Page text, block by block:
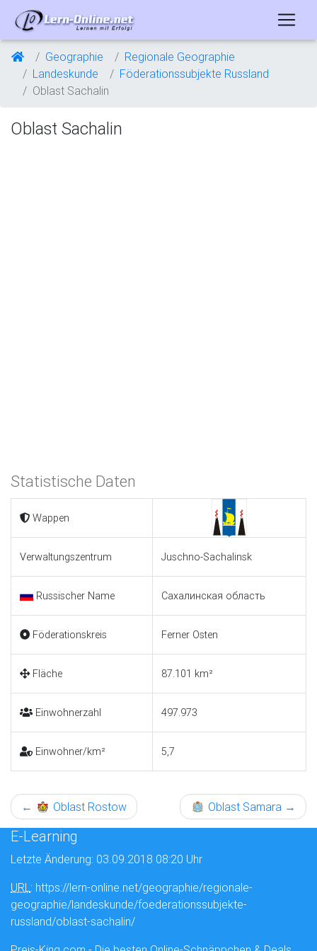
Geographie
Regionale Geographie
Landeskunde
Föderationssubjekte Russland
Oblast Sachalin
Oblast Sachalin
Statistische Daten
Wappen
Verwaltungszentrum Juschno-Sachalinsk
Russischer Name Сахалинская область
Föderationskreis Ferner Osten
Fläche 87.101 km²
Einwohnerzahl 497.973
Einwohner/km² 5,7
← Oblast Rostow Oblast Samara →
E-Learning
Letzte Änderung: 03.09.2018 08:20 Uhr
URL: https://lern-online.net/geographie/regionale-
geographie/landeskunde/foederationssubjekte-
russland/oblast-sachalin/